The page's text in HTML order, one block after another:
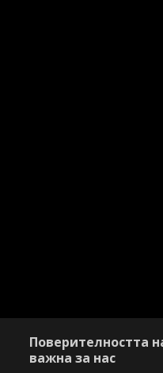
Поверителността
важна за нас